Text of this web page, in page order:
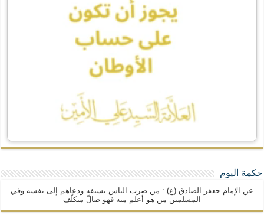
حكمة اليوم
عن الإمام جعفر الصادق (ع) : من ضرب الناس بسيفه ودعاهم إلى نفسه وفي
المسلمين من هو أعلم منه فهو ضالّ متكلّف